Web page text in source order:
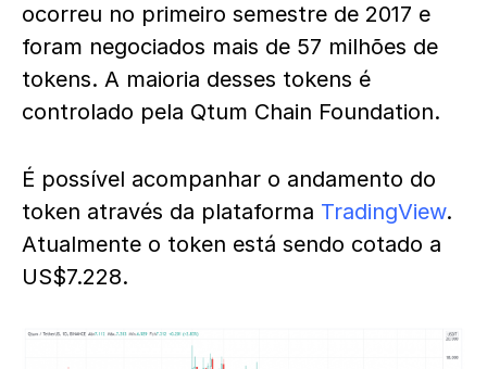
ocorreu no primeiro semestre de 2017 e
foram negociados mais de 57 milhões de
tokens. A maioria desses tokens é
controlado pela Qtum Chain Foundation.
É possível acompanhar o andamento do
token através da plataforma TradingView.
Atualmente o token está sendo cotado a
US$7.228.